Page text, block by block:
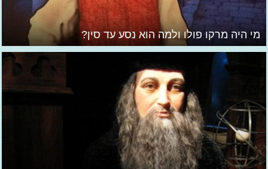
מי היה מרקו פולו ולמה הוא נסע עד סין?